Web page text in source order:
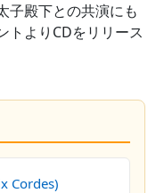
子殿下との共演にも
トよりCDをリリース
Cordes)